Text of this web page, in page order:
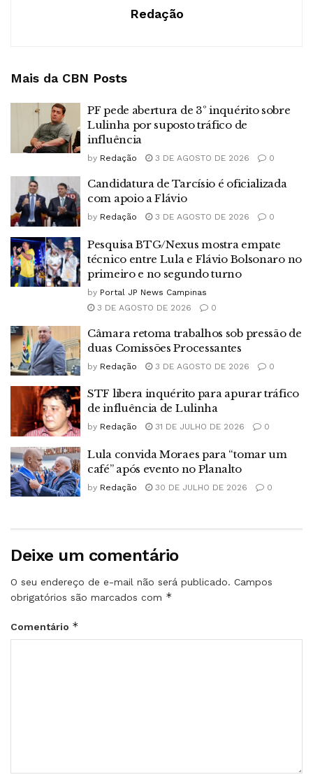
Redação
Mais da CBN Posts
PF pede abertura de 3º inquérito sobre
Lulinha por suposto tráfico de
influência
by Redação 3 DE AGOSTO DE 2026 0
Candidatura de Tarcísio é oficializada
com apoio a Flávio
by Redação 3 DE AGOSTO DE 2026 0
Pesquisa BTG/Nexus mostra empate
técnico entre Lula e Flávio Bolsonaro no
primeiro e no segundo turno
by Portal JP News Campinas
3 DE AGOSTO DE 2026
0
Câmara retoma trabalhos sob pressão de
duas Comissões Processantes
by Redação 3 DE AGOSTO DE 2026 0
STF libera inquérito para apurar tráfico
de influência de Lulinha
by Redação 31 DE JULHO DE 2026 0
Lula convida Moraes para “tomar um
café” após evento no Planalto
by Redação 30 DE JULHO DE 2026 0
Deixe um comentário
O seu endereço de e-mail não será publicado. Campos
obrigatórios são marcados com *
Comentário *